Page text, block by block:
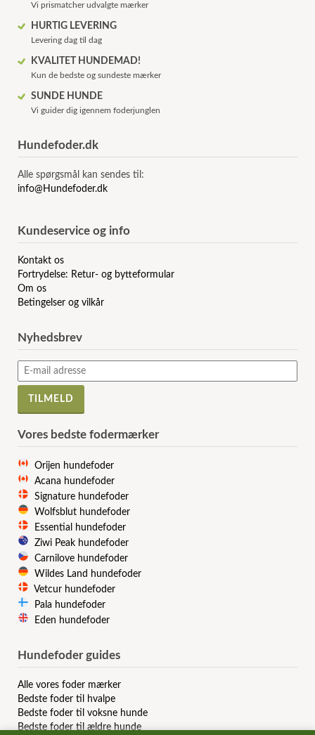
Vi prismatcher udvalgte mærker
HURTIG LEVERING
Levering dag til dag
KVALITET HUNDEMAD!
Kun de bedste og sundeste mærker
SUNDE HUNDE
Vi guider dig igennem foderjunglen
Hundefoder.dk
Alle spørgsmål kan sendes til:
info@Hundefoder.dk
Kundeservice og info
Kontakt os
Fortrydelse: Retur- og bytteformular
Om os
Betingelser og vilkår
Nyhedsbrev
Vores bedste fodermærker
Orijen hundefoder
Acana hundefoder
Signature hundefoder
Wolfsblut hundefoder
Essential hundefoder
Ziwi Peak hundefoder
Carnilove hundefoder
Wildes Land hundefoder
Vetcur hundefoder
Pala hundefoder
Eden hundefoder
Hundefoder guides
Alle vores foder mærker
Bedste foder til hvalpe
Bedste foder til voksne hunde
Bedste foder til ældre hunde